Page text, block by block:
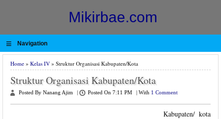
Mikirbae.com
≡ Navigation
Home » Kelas IV » Struktur Organisasi Kabupaten/Kota
Struktur Organisasi Kabupaten/Kota
Posted By Nanang Ajim Posted On 7:11 PM With 1 Comment
Kabupaten/ kota